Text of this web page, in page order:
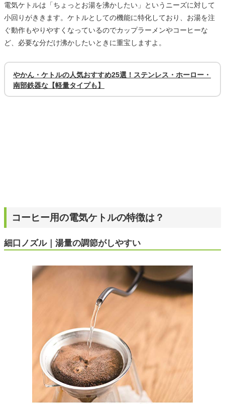
電気ケトルは「ちょっとお湯を沸かしたい」というニーズに対して
小回りがききます。ケトルとしての機能に特化しており、お湯を注
ぐ動作もやりやすくなっているのでカップラーメンやコーヒーな
ど、必要な分だけ沸かしたいときに重宝しますよ。
やかん・ケトルの人気おすすめ25選！ステンレス・ホーロー・
南部鉄器な【軽量タイプも】
コーヒー用の電気ケトルの特徴は？
細口ノズル｜湯量の調節がしやすい